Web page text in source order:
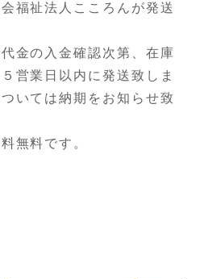
福祉法人こころんが発送
金の入金確認次第、在庫
営業日以内に発送致しま
いては納期をお知らせ致
無料です。